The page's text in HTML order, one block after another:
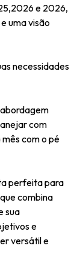
e 2026,
uma visão
necessidades
com
com o pé
perfeita para
combina
sua
e
versátil e